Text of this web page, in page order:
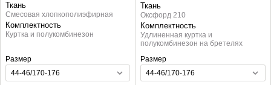
Ткань
Смесовая хлопкополиэфирная
Комплектность
Куртка и полукомбинезон
Размер
Ткань
Оксфорд 210
Комплектность
Удлиненная куртка и
полукомбинезон на бретелях
Размер